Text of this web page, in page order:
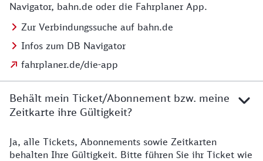
Navigator, bahn.de oder die Fahrplaner App.
Zur Verbindungssuche auf bahn.de
Infos zum DB Navigator
fahrplaner.de/die-app
Behält mein Ticket/Abonnement bzw. meine
Zeitkarte ihre Gültigkeit?
Details zur Zeitkarte
Ja, alle Tickets, Abonnements sowie Zeitkarten
behalten Ihre Gültigkeit. Bitte führen Sie ihr Ticket wie